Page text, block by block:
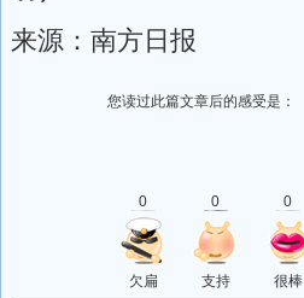
来源：南方日报
您读过此篇文章后的感受是：
0 0 0
欠扁 支持 很棒